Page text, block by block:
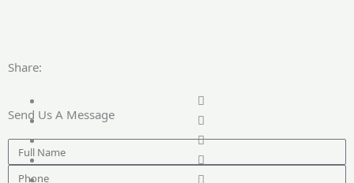
Share:
Send Us A Message
Full
Name
Phone